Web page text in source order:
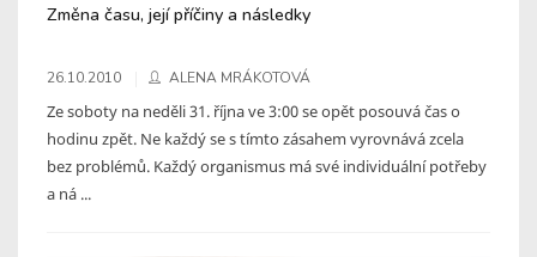
Změna času, její příčiny a následky
26.10.2010 ALENA MRÁKOTOVÁ
Ze soboty na neděli 31. října ve 3:00 se opět posouvá čas o
hodinu zpět. Ne každý se s tímto zásahem vyrovnává zcela
bez problémů. Každý organismus má své individuální potřeby
a ná ...